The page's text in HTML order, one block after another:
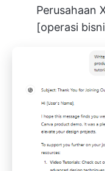
Perusahaan
[operasi